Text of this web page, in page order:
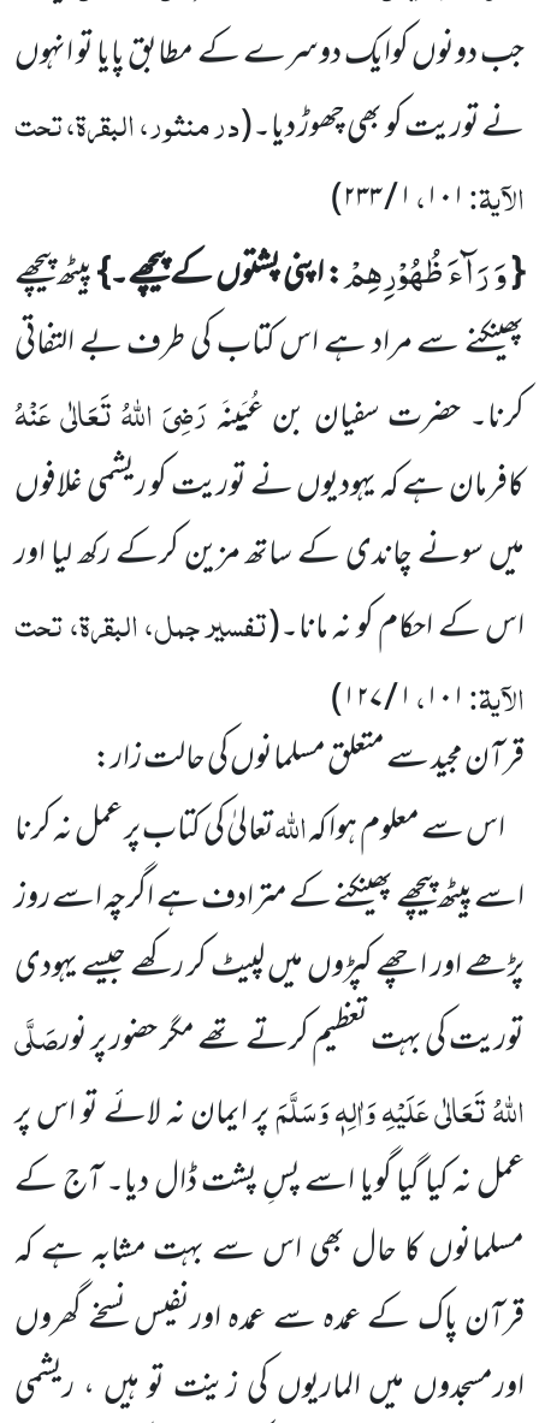
جب دونوں کوایک دوسرے کے مطابق پایا تو انہوں
نے توریت کو بھی چھوڑ دیا۔(در منثور، البقرۃ، تحت
الآیۃ:۱۰۱،۱ / ۲۳۳
)
{وَ رَآءَ ظُهُوْرِهِمْ: اپنی پشتوں کے پیچھے۔}پیٹھ پیچھے
پھینکنے سے مراد ہے اس کتاب کی طرف بے التفاتی
کرنا۔ حضرتسفیان بن عُیَینَہرَضِیَ اللہُ تَعَالٰی عَنْہُ
کافرمان ہے کہ یہودیوں نے توریت کو ریشمی غلافوں
میں سونے چاندی کے ساتھ مزینکرکے رکھ لیا اور
اس کے احکام کو نہ مانا۔(تفسیر جمل، البقرۃ، تحت
الآیۃ:۱۰۱،۱ / ۱۲۷
)
قرآن مجید سے متعلق مسلمانوں کی حالت زار:
اس سے معلوم ہوا کہاللہتعالیٰ کی کتاب پر عمل نہ کرنا
اسے پیٹھ پیچھے پھینکنے کے مترادف ہے اگرچہ اسے روز
پڑھے اور اچھے کپڑوں میں لپیٹ کر رکھے جیسے یہودی
توریت کی بہت تعظیم کرتے تھے مگر حضور پر نورصَلَّی
اللہُ تَعَالٰی عَلَیْہِ وَاٰلِہٖ وَسَلَّمَپر ایمان نہ لائے تو اس پر
عمل نہ کیا گیا گویا اسے پسِ پشت ڈال دیا۔ آج کے
مسلمانوں کا حال بھی اس سے بہت مشابہہے کہ
قرآن پاک کے عمدہ سے عمدہ اورنفیس نسخے گھروں
اورمسجدوں میں الماریوں کی زینت تو ہیں ، ریشمی